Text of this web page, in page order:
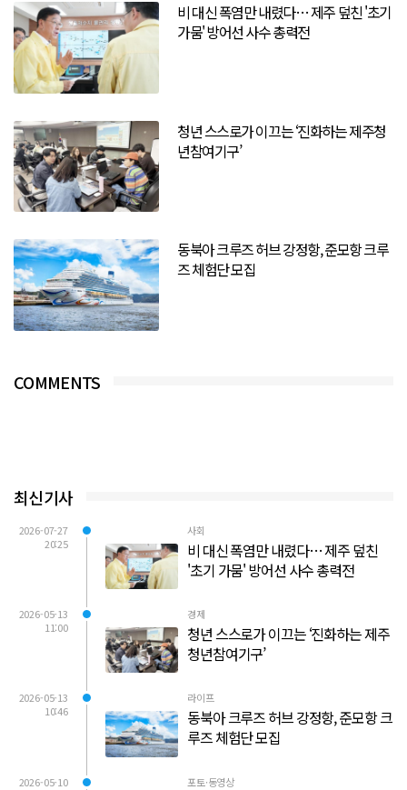
비 대신 폭염만 내렸다… 제주 덮친 '초기
가뭄' 방어선 사수 총력전
청년 스스로가 이끄는 ‘진화하는 제주청
년참여기구’
동북아 크루즈 허브 강정항, 준모항 크루
즈 체험단 모집
COMMENTS
최신기사
2026-07-27
20:25
사회
비 대신 폭염만 내렸다… 제주 덮친
'초기 가뭄' 방어선 사수 총력전
2026-05-13
11:00
경제
청년 스스로가 이끄는 ‘진화하는 제주
청년참여기구’
2026-05-13
10:46
라이프
동북아 크루즈 허브 강정항, 준모항 크
루즈 체험단 모집
2026-05-10
포토·동영상